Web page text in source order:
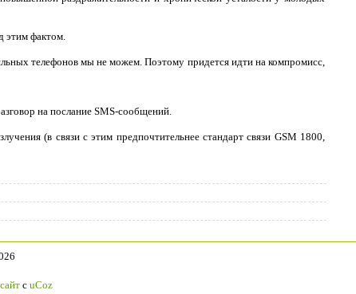
этим фактом.
телефонов мы не можем. Поэтому придется идти на компромисс,
на послание SMS-сообщений.
(в связи с этим предпочтительнее стандарт связи GSM 1800,
с uCoz